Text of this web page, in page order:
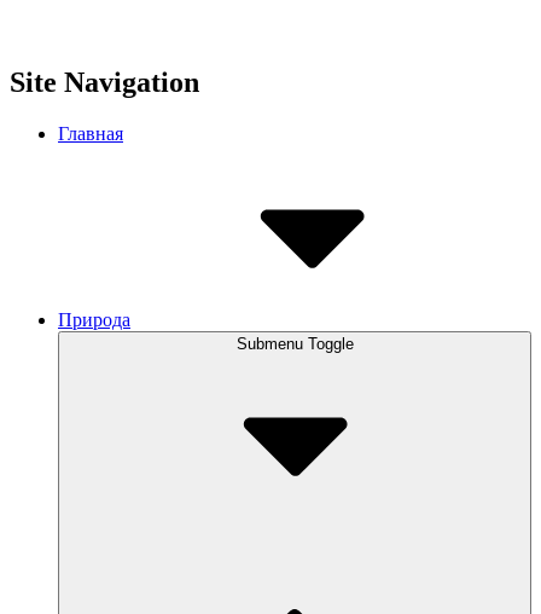
Site Navigation
Главная
Природа
Submenu Toggle